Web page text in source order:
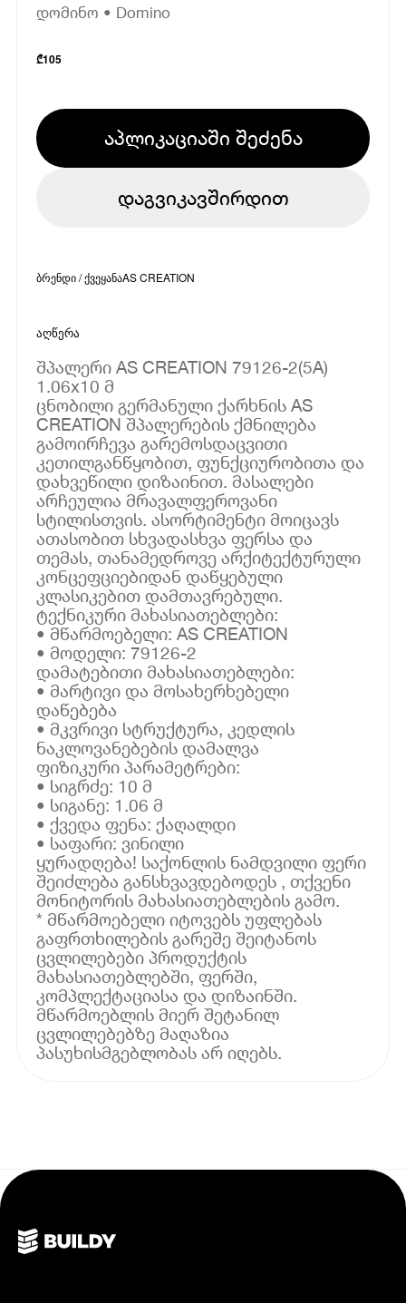
დომინო • Domino
₾105
აპლიკაციაში შეძენა
დაგვიკავშირდით
ბრენდი / ქვეყანაAS CREATION
აღწერა
შპალერი AS CREATION 79126-2(5A)
1.06x10 მ
ცნობილი გერმანული ქარხნის AS
CREATION შპალერების ქმნილება
გამოირჩევა გარემოსდაცვითი
კეთილგანწყობით, ფუნქციურობითა და
დახვეწილი დიზაინით. მასალები
არჩეულია მრავალფეროვანი
სტილისთვის. ასორტიმენტი მოიცავს
ათასობით სხვადასხვა ფერსა და
თემას, თანამედროვე არქიტექტურული
კონცეფციებიდან დაწყებული
კლასიკებით დამთავრებული.
ტექნიკური მახასიათებლები:
• მწარმოებელი: AS CREATION
• მოდელი: 79126-2
დამატებითი მახასიათებლები:
• მარტივი და მოსახერხებელი
დაწებება
• მკვრივი სტრუქტურა, კედლის
ნაკლოვანებების დამალვა
ფიზიკური პარამეტრები:
• სიგრძე: 10 მ
• სიგანე: 1.06 მ
• ქვედა ფენა: ქაღალდი
• საფარი: ვინილი
ყურადღება! საქონლის ნამდვილი ფერი
შეიძლება განსხვავდებოდეს , თქვენი
მონიტორის მახასიათებლების გამო.
* მწარმოებელი იტოვებს უფლებას
გაფრთხილების გარეშე შეიტანოს
ცვლილებები პროდუქტის
მახასიათებლებში, ფერში,
კომპლექტაციასა და დიზაინში.
მწარმოებლის მიერ შეტანილ
ცვლილებებზე მაღაზია
პასუხისმგებლობას არ იღებს.